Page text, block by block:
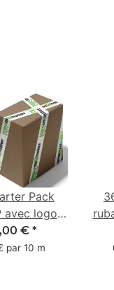
Pack
avec logo -
- 48 mm x
m
€ *
par 10 m